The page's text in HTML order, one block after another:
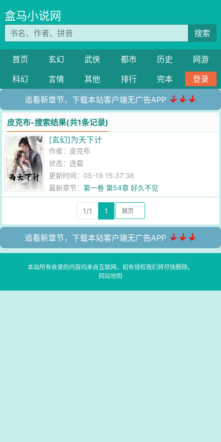
盒马小说网
搜索
首页 玄幻 武侠 都市 历史
网游
科幻
言情 其他 排行 完本 登录
追看新章节，下载本站客户端无广告APP ↓↓↓
皮克布-搜索结果(共1条记录)
[玄幻]为天下计
作者： 皮克布
状态：连载
更新时间：05-19 15:37:36
最新章节：第一卷 第54章 好久不见
1/1 1
追看新章节，下载本站客户端无广告APP ↓↓↓
本站所有收录的内容均来自互联网，如有侵权我们将尽快删除。
网站地图